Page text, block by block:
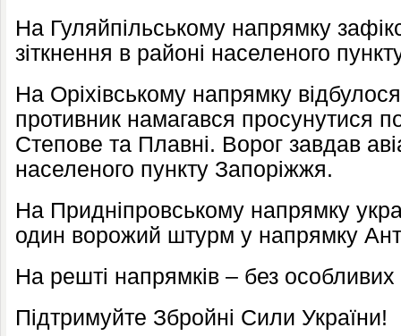
На Гуляйпільському напрямку
зіткнення в районі населеного
На Оріхівському напрямку
противник намагався просунутися
Степове та Плавні. Ворог завдав
населеного пункту Запоріжжя.
На Придніпровському напрямку
один ворожий штурм у напрямку
На решті напрямків – без особливих
Підтримуйте Збройні Сили України!